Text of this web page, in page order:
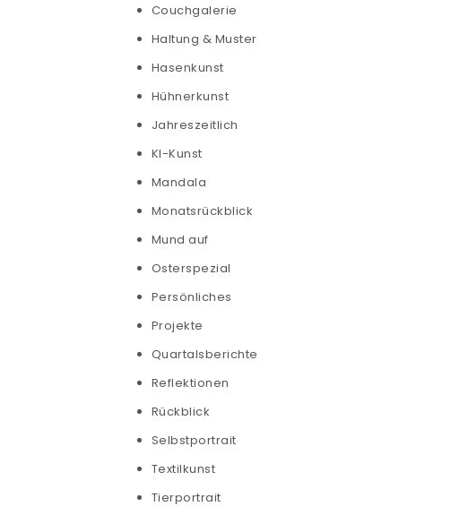
Couchgalerie
Haltung & Muster
Hasenkunst
Hühnerkunst
Jahreszeitlich
KI-Kunst
Mandala
Monatsrückblick
Mund auf
Osterspezial
Persönliches
Projekte
Quartalsberichte
Reflektionen
Rückblick
Selbstportrait
Textilkunst
Tierportrait